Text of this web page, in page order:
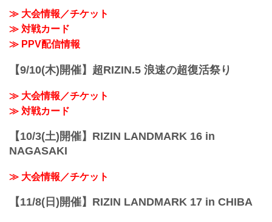
3R（50.8kg）
※肘あり
≫ 大会情報／チケット
≫ 対戦カード
≫ PPV配信情報
【9/10(木)開催】超RIZIN.5 浪速の超復活祭り
≫ 大会情報／チケット
≫ 対戦カード
【10/3(土)開催】RIZIN LANDMARK 16 in
NAGASAKI
≫ 大会情報／チケット
【11/8(日)開催】RIZIN LANDMARK 17 in CHIBA